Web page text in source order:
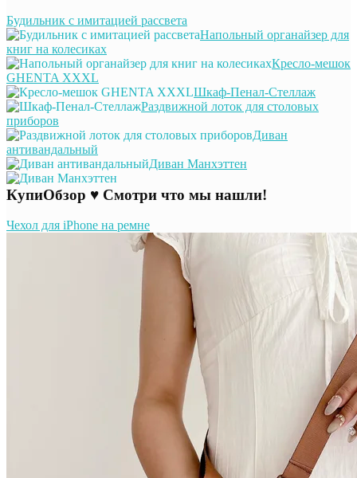
Будильник с имитацией рассвета
Напольный органайзер для
книг на колесиках
Кресло-мешок
GHENTA XXXL
Шкаф-Пенал-Стеллаж
Раздвижной лоток для столовых
приборов
Диван
антивандальный
Диван Манхэттен
КупиОбзор ♥ Смотри что мы нашли!
Чехол для iPhone на ремне